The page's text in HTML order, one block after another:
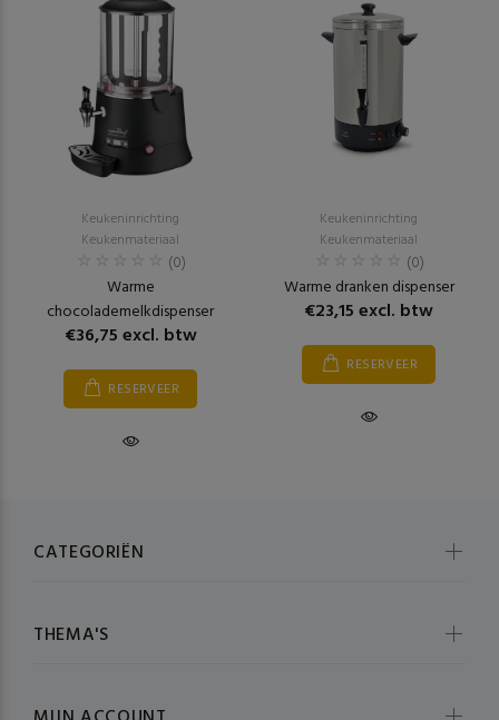
Keukeninrichting
Keukenmateriaal
(0)
Warme
chocolademelkdispenser
€36,75 excl. btw
RESERVEER
Keukeninrichting
Keukenmateriaal
(0)
Warme dranken dispenser
€23,15 excl. btw
RESERVEER
CATEGORIËN
THEMA'S